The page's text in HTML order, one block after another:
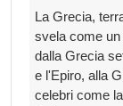
La Grecia,
svela come
dalla Grecia
e l'Epiro, alla
celebri come